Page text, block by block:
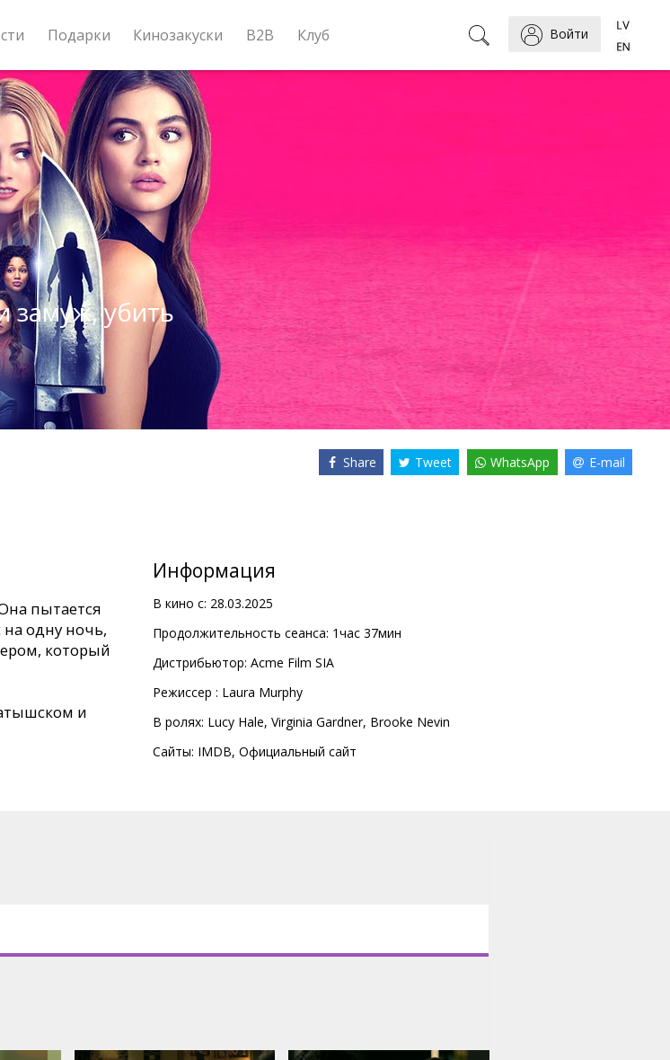
Подарки Кинозакуски B2B Клуб Войти
замуж, убить
Share Tweet WhatsApp E-mail
пытается
одну ночь,
который
и
Информация
В кино с: 28.03.2025
Продолжительность сеанса: 1час 37мин
Дистрибьютор: Acme Film SIA
Pежиссер : Laura Murphy
В ролях: Lucy Hale, Virginia Gardner, Brooke Nevin
Сайты: IMDB, Официальный сайт